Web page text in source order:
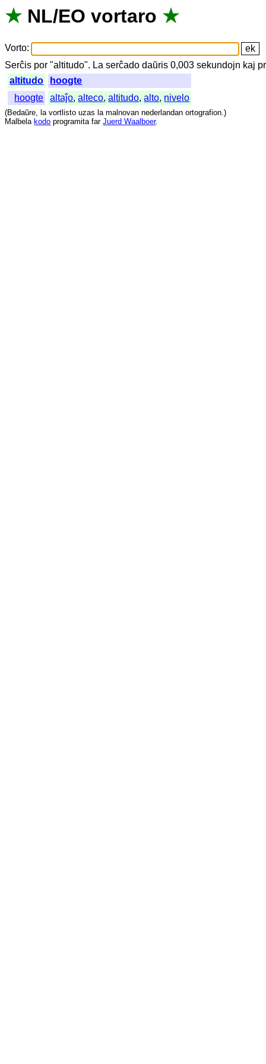
★ NL/EO vortaro ★
Vorto:
Serĉis por "altitudo". La serĉado daŭris 0,003sekundojn kaj
altitudo
hoogte
hoogte
altaĵo,alteco,altitudo,alto, nivelo
(Bedaŭre, la vortlisto uzas la malnovan nederlandan ortografion.)
Malbela kodo programita far Juerd Waalboer.